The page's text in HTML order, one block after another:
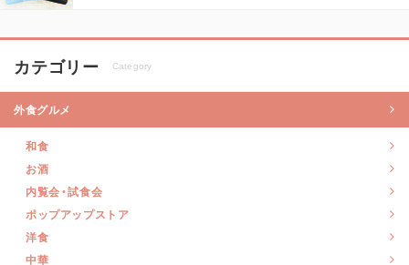
カテゴリー Category
外食グルメ
和食
お酒
内覧会・試食会
ポップアップストア
洋食
中華